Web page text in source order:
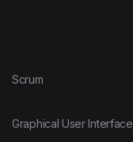
Scrum
Graphical User Interface